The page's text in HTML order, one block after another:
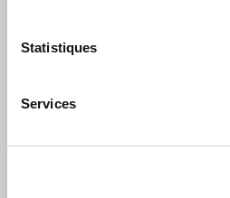
Statistiques
Services
THE FEEDBACK